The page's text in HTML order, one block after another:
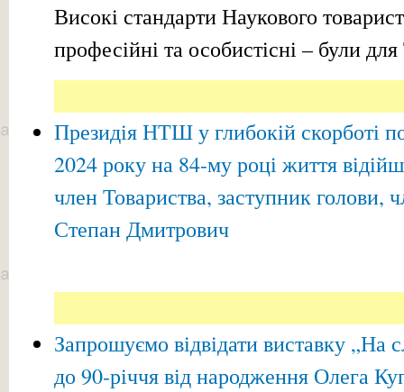
Високі стандарти Наукового
професійні та особистісні – були
Президія НТШ у глибокій скорботі
2024 року на 84-му році життя
член Товариства, заступник голови,
Степан Дмитрович
Запрошуємо відвідати виставку „На
до 90-річчя від народження Олега